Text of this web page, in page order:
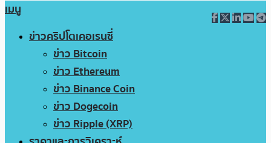
เมนู
ข่าวคริปโตเคอเรนซี่
ข่าว Bitcoin
ข่าว Ethereum
ข่าว Binance Coin
ข่าว Dogecoin
ข่าว Ripple (XRP)